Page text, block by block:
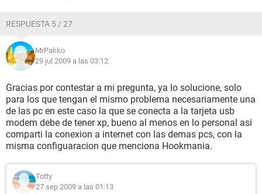
RESPUESTA 5 / 27
MrPakko
29 jul 2009 a las 03:12
Gracias por contestar a mi pregunta, ya lo solucione, solo
para los que tengan el mismo problema necesariamente una
de las pc en este caso la que se conecta a la tarjeta usb
modem debe de tener xp, bueno al menos en lo personal asi
comparti la conexion a internet con las demas pcs, con la
misma configuaracion que menciona Hookmania.
Totty
27 sep 2009 a las 01:13